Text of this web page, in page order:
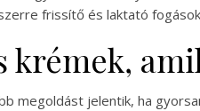
frissítő és laktató
krémek,
megoldást jelentik, ha